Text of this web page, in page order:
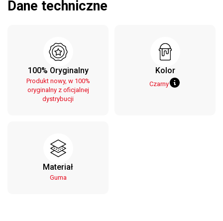
Dane techniczne
100% Oryginalny
Produkt nowy, w 100%
oryginalny z oficjalnej
dystrybucji
Kolor
Czarny
Materiał
Guma